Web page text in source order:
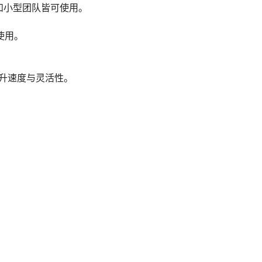
型团队皆可使用。
。
度与灵活性。